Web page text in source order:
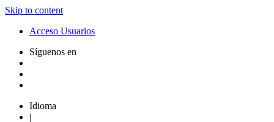
Skip to content
Acceso Usuarios
Síguenos en
Idioma
|